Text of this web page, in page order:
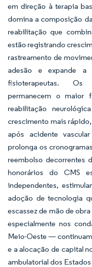
em direção à terapia
domina a composição
reabilitação que
estão registrando
rastreamento de
adesão e expande a
fisioterapeutas. Os
permanecem o maior
reabilitação
crescimento mais
após acidente
prolonga os
reembolso decorrentes
honorários do CMS
independentes,
adoção de tecnologia
escassez de mão de
especialmente nos
Meio-Oeste —
e a alocação de capital
ambulatorial dos Estados